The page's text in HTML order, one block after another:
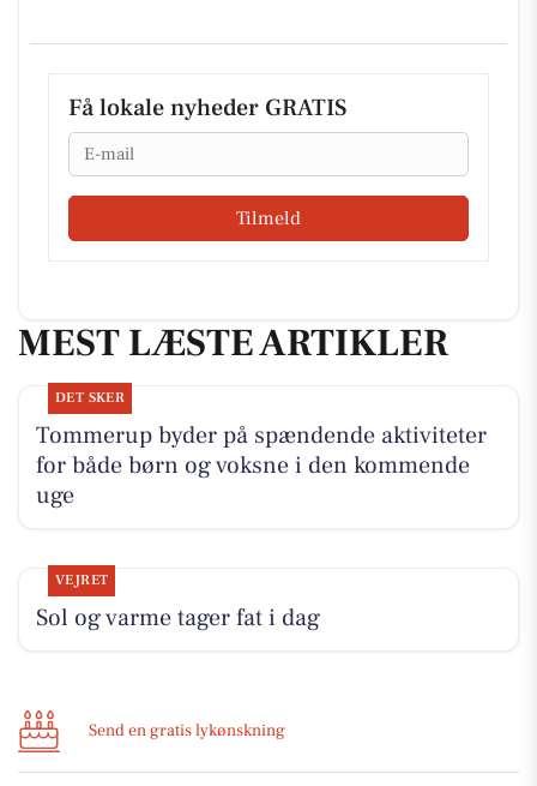
Få lokale nyheder GRATIS
Email
Tilmeld
MEST LÆSTE ARTIKLER
DET SKER
Tommerup byder på spændende aktiviteter
for både børn og voksne i den kommende
uge
VEJRET
Sol og varme tager fat i dag
Send en gratis lykønskning